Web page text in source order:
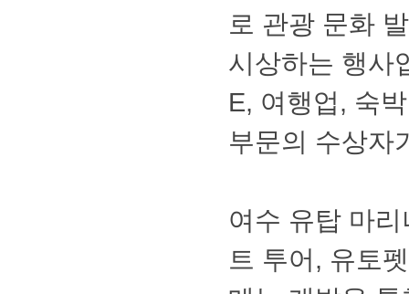
로관광문화
시상하는행사
E,여행업,숙
부문의수상자
여수유탑마
트투어,유토